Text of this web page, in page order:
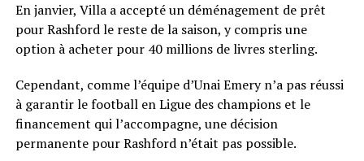
En janvier, Villa a accepté un déménagement de prêt
pour Rashford le reste de la saison, y compris une
option à acheter pour 40 millions de livres sterling.
Cependant, comme l’équipe d’Unai Emery n’a pas réussi
à garantir le football en Ligue des champions et le
financement qui l’accompagne, une décision
permanente pour Rashford n’était pas possible.